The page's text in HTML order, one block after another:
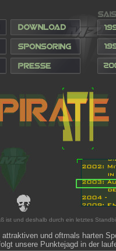
ist und deshalb durch ein letztes
und oftmals harten
unsere Punktejagd in der